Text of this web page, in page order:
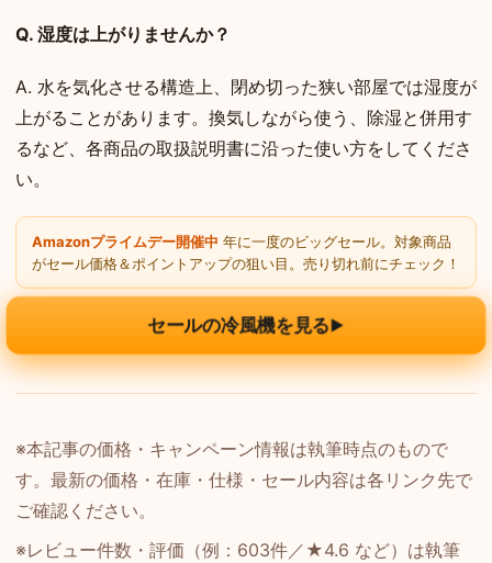
Q. 湿度は上がりませんか？
A. 水を気化させる構造上、閉め切った狭い部屋では湿度が
上がることがあります。換気しながら使う、除湿と併用す
るなど、各商品の取扱説明書に沿った使い方をしてくださ
い。
Amazonプライムデー開催中 年に一度のビッグセール。対象商品
がセール価格＆ポイントアップの狙い目。売り切れ前にチェック！
セールの冷風機を見る▶
※本記事の価格・キャンペーン情報は執筆時点のもので
す。最新の価格・在庫・仕様・セール内容は各リンク先で
ご確認ください。
※レビュー件数・評価（例：603件／★4.6 など）は執筆